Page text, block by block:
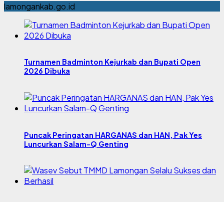
lamongankab.go.id
Turnamen Badminton Kejurkab dan Bupati Open
2026 Dibuka
Puncak Peringatan HARGANAS dan HAN, Pak Yes
Luncurkan Salam-Q Genting